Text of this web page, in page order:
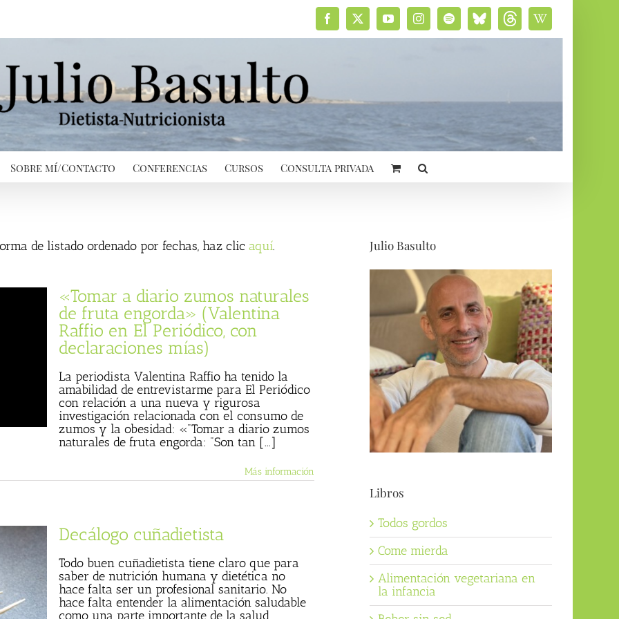
Facebook
X YouTubeInstagramSpotifyBluesky
social
ThreadsWikipedia
Sobre mí/Contacto Conferencias Cursos Consulta privada
de listado ordenado por fechas, haz clic aquí.
«Tomar a diario zumos naturales
de fruta engorda» (Valentina
Raffio en El Periódico, con
declaraciones mías)
La periodista Valentina Raffio ha tenido la
amabilidad de entrevistarme para El Periódico
con relación a una nueva y rigurosa
investigación relacionada con el consumo de
zumos y la obesidad: «"Tomar a diario zumos
naturales de fruta engorda: "Son tan [...]
Más información
Decálogo cuñadietista
Todo buen cuñadietista tiene claro que para
saber de nutrición humana y dietética no
hace falta ser un profesional sanitario. No
hace falta entender la alimentación saludable
como una parte importante de la salud
Julio Basulto
Libros
Todos gordos
Come mierda
Alimentación vegetariana en
la infancia